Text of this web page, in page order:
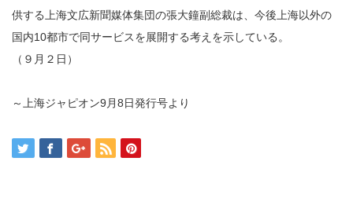
供する上海文広新聞媒体集団の張大鐘副総裁は、今後上海以外の
国内10都市で同サービスを展開する考えを示している。
（９月２日）
～上海ジャピオン9月8日発行号より